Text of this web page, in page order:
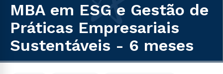
MBA em ESG e Gestão de
Práticas Empresariais
Sustentáveis - 6 meses